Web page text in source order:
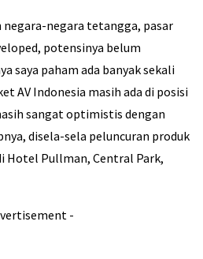
negara-negara tetangga, pasar
potensinya belum
saya paham ada banyak sekali
AV Indonesia masih ada di posisi
sangat optimistis dengan
disela-sela peluncuran produk
Hotel Pullman, Central Park,
-